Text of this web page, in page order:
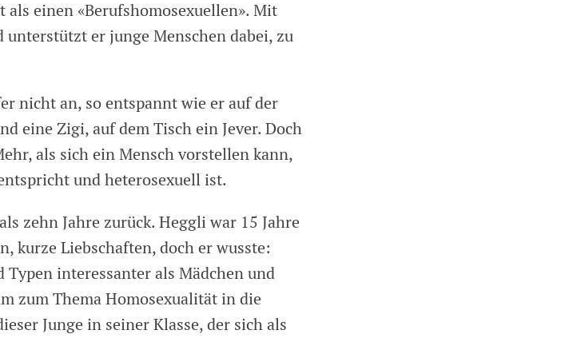
einen «Berufshomosexuellen». Mit
er junge Menschen dabei, zu
nicht an, so entspannt wie er auf der
eine Zigi, auf dem Tisch ein Jever. Doch
als sich ein Mensch vorstellen kann,
und heterosexuell ist.
zehn Jahre zurück. Heggli war 15 Jahre
kurze Liebschaften, doch er wusste:
interessanter als Mädchen und
zum Thema Homosexualität in die
Junge in seiner Klasse, der sich als